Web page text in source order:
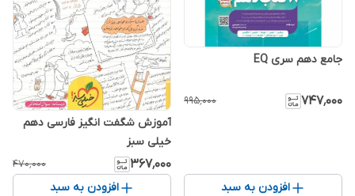
جامع دهم سری EQ
۷۴۷٬۰۰۰ ۹۹۵٬۰۰۰
افزودن به سبد
آموزش شگفت انگیز فارسی دهم
خیلی سبز
۳۶۷٬۰۰۰ ۴۷۰٬۰۰۰
افزودن به سبد